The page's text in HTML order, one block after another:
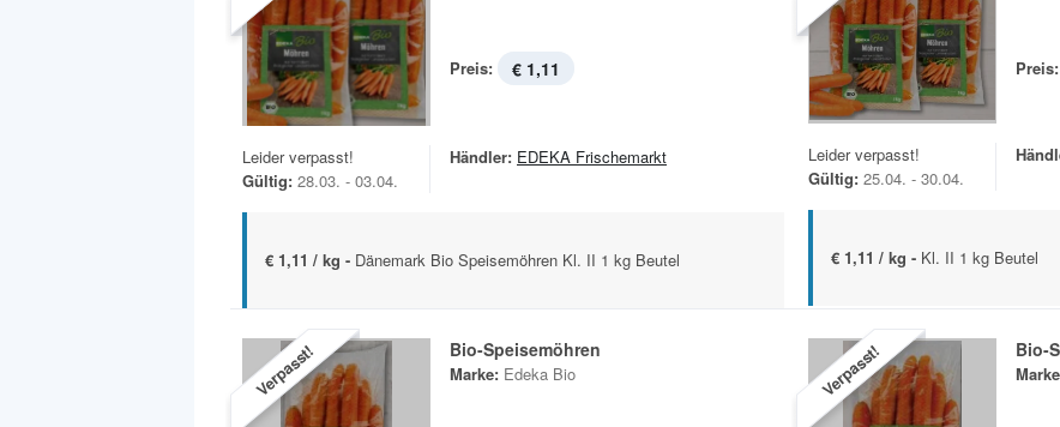
Preis: € 1,11
Leider verpasst!
Gültig: 28.03. - 03.04.
Händler: EDEKA Frischemarkt
€ 1,11 / kg - Dänemark Bio Speisemöhren Kl. II 1 kg Beutel
Preis:
Leider verpasst!
Gültig: 25.04. - 30.04.
€ 1,11 / kg - Kl. II 1 kg Beutel
Verpasst! Bio-Speisemöhren
Marke: Edeka Bio Verpasst! Bio-